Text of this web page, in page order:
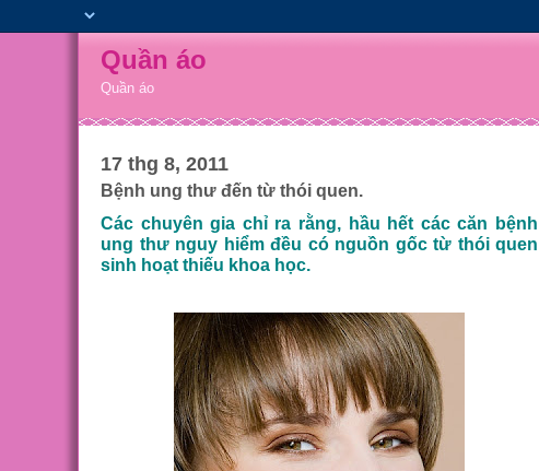
Quần áo
Quần áo
17 thg 8, 2011
Bệnh ung thư đến từ thói quen.
Các chuyên gia chỉ ra rằng, hầu hết các căn bệnh
ung thư nguy hiểm đều có nguồn gốc từ thói quen
sinh hoạt thiếu khoa học.